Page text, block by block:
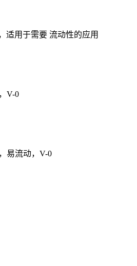
适用于需要 流动性的应用
V-0
易流动，V-0